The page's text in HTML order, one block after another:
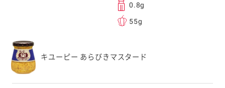
0.8g
55g
キユーピー あらびきマスタード